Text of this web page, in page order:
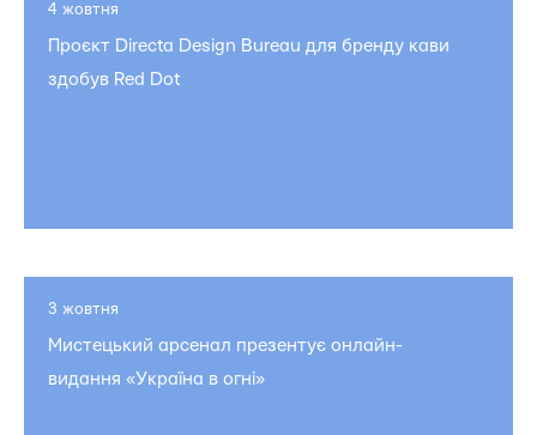
4 жовтня
Проєкт Directa Design Bureau для бренду кави
здобув Red Dot
3 жовтня
Мистецький арсенал презентує онлайн-
видання «Україна в огні»